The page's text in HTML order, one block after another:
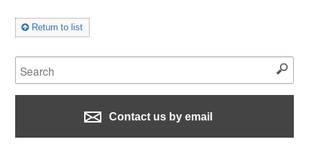
Return to list
Contact us by email